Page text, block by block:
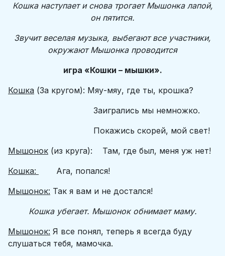
Кошка наступает и снова трогает Мышонка лапой,
он пятится.
Звучит веселая музыка, выбегают все участники,
окружают Мышонка проводится
игра «Кошки – мышки».
Кошка (За кругом): Мяу-мяу, где ты, крошка?
Заигрались мы немножко.
Покажись скорей, мой свет!
Мышонок (из круга): Там, где был, меня уж нет!
Кошка:
Ага, попался!
Мышонок: Так я вам и не достался!
Кошка убегает. Мышонок обнимает маму.
Мышонок: Я все понял, теперь я всегда буду
слушаться тебя, мамочка.